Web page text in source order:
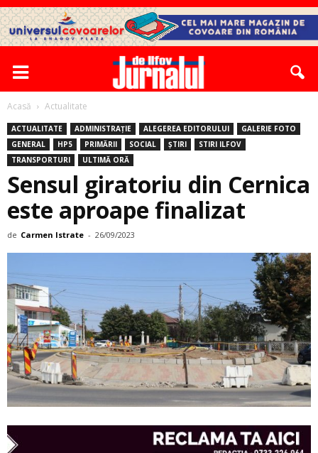
Acasă Actualitate
ACTUALITATE ADMINISTRAȚIE ALEGEREA EDITORULUI
GALERIE FOTO
GENERAL
HP5 PRIMĂRII SOCIAL ȘTIRI
STIRI ILFOV
TRANSPORTURI
ULTIMĂ ORĂ
Sensul giratoriu din Cernica
este aproape finalizat
de Carmen Istrate - 26/09/2023